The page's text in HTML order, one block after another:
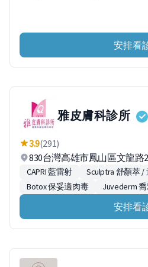
安排看
雅皮膚科診所
3.9(291)
830台灣高雄市鳳山區文龍路
CAPRI 藍雷射
Sculptra 舒顏萃 /
Botox 保妥適肉毒
Juvederm
安排看